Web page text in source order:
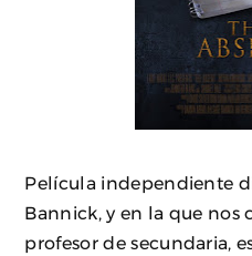
Película independiente
Bannick, y en la que nos
profesor de secundaria,